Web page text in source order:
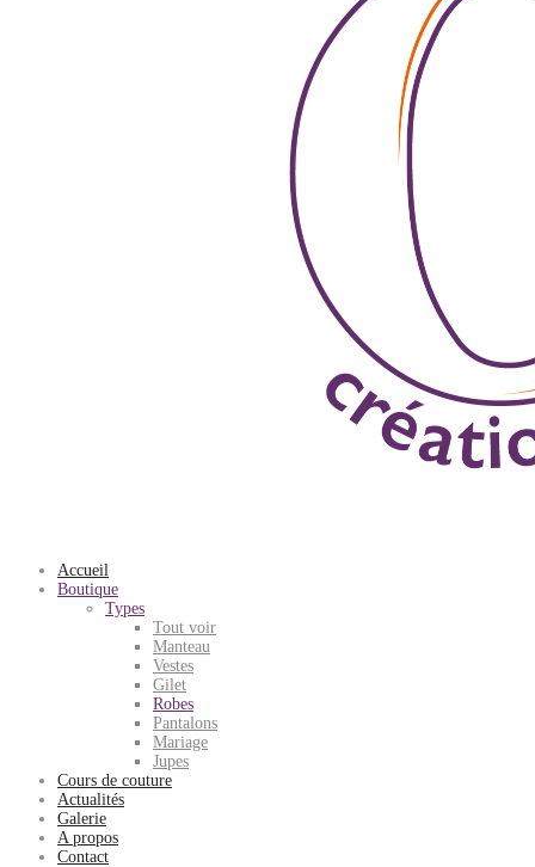
Accueil
Boutique
Types
Tout voir
Manteau
Vestes
Gilet
Robes
Pantalons
Mariage
Jupes
Cours de couture
Actualités
Galerie
A propos
Contact